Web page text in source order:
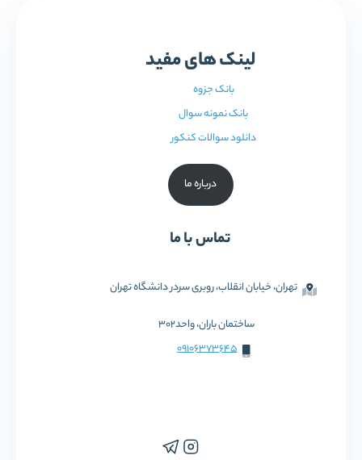
لینک های مفید
بانک جزوه
بانک نمونه سوال
دانلود سوالات کنکور
درباره ما
تماس با ما
تهران، خیابان انقلاب، روبری سردر دانشگاه تهران
ساختمان باران، واحد302
09106373645